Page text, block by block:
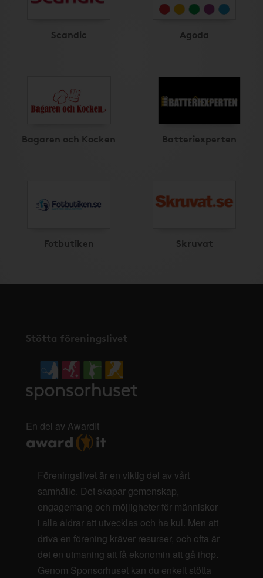
Scandic Agoda
Bagaren och Kocken Batteriexperten
Fotbutiken Skruvat
Stötta föreningslivet
En del av AwardIt
Föreningslivet är en viktig del av vårt
samhälle. Det skapar gemenskap,
engagemang och möjligheter för människor
i alla åldrar att utvecklas och ha kul. Men att
driva en förening kräver resurser, och ofta är
det en utmaning att få ekonomin att gå ihop.
Genom Sponsorhuset kan du enkelt stötta